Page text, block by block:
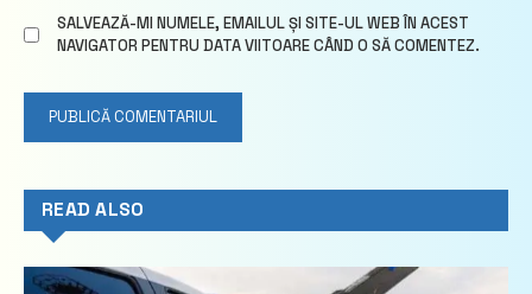
SALVEAZĂ-MI NUMELE, EMAILUL ȘI SITE-UL WEB ÎN ACEST
NAVIGATOR PENTRU DATA VIITOARE CÂND O SĂ COMENTEZ.
READ ALSO